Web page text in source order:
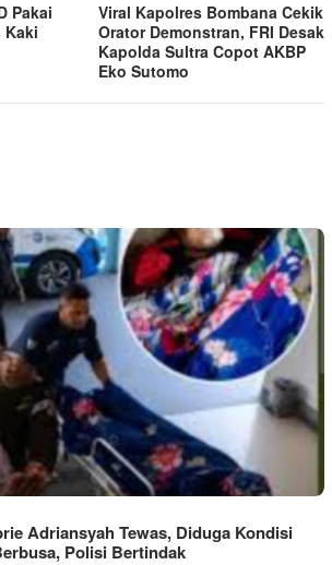
Pakai
Kaki
Viral Kapolres Bombana Cekik
Orator Demonstran, FRI Desak
Kapolda Sultra Copot AKBP
Eko Sutomo
Adriansyah Tewas, Diduga Kondisi
Polisi Bertindak